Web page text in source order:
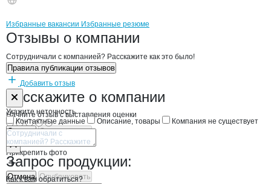
Брендыкомпани СХПК Имени
Вакансии вСХПК Имени Вахитова
Избранные вакансии Избранные резюме
Новости oСХПК Имени Вахитова,
Отзывы о компании
Сотрудничали с компанией? Расскажите как это было!
Правила публикации отзывов
Добавить отзыв
Расскажите о компании
Начните отзыв с выставления оценки
Прикрепить фото
Отмена Опубликовать
Форма обратной связи о неточностях
Укажите неточность
Контактные данные
Описание, товары Компания не существует
Отмена Опубликовать
Запрос продукции:
Как к вам обратиться?